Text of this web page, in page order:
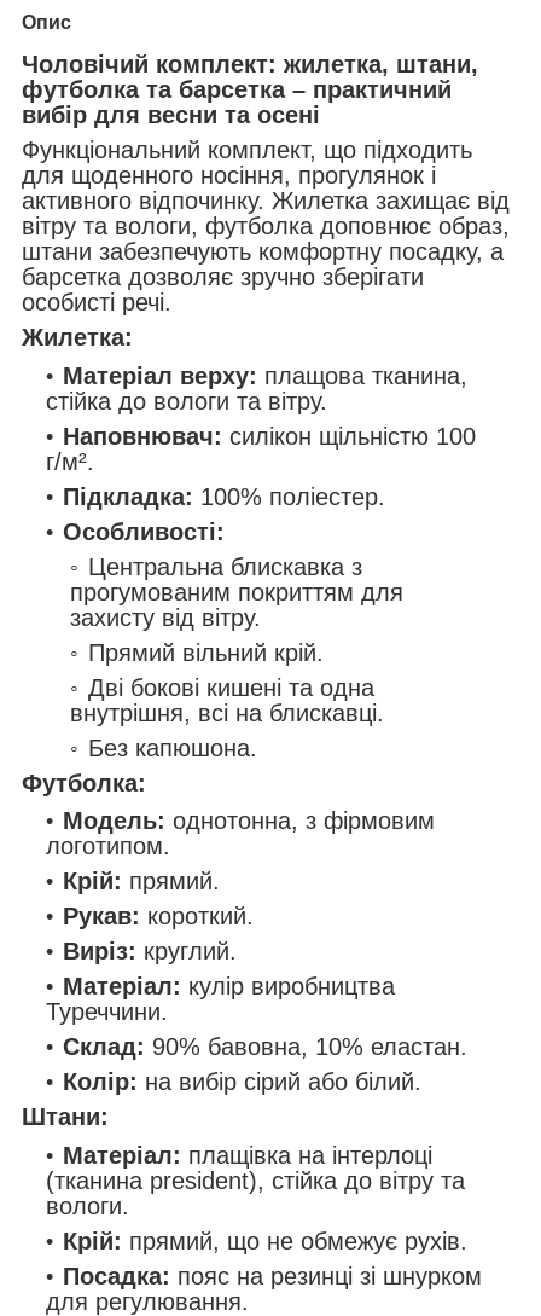
Опис
Чоловічий комплект: жилетка, штани,
футболка та барсетка – практичний
вибір для весни та осені
Функціональний комплект, що підходить
для щоденного носіння, прогулянок і
активного відпочинку. Жилетка захищає від
вітру та вологи, футболка доповнює образ,
штани забезпечують комфортну посадку, а
барсетка дозволяє зручно зберігати
особисті речі.
Жилетка:
Матеріал верху: плащова тканина,
стійка до вологи та вітру.
Наповнювач: силікон щільністю 100
г/м².
Підкладка: 100% поліестер.
Особливості:
Центральна блискавка з
прогумованим покриттям для
захисту від вітру.
Прямий вільний крій.
Дві бокові кишені та одна
внутрішня, всі на блискавці.
Без капюшона.
Футболка:
Модель: однотонна, з фірмовим
логотипом.
Крій: прямий.
Рукав: короткий.
Виріз: круглий.
Матеріал: кулір виробництва
Туреччини.
Склад: 90% бавовна, 10% еластан.
Колір: на вибір сірий або білий.
Штани:
Матеріал: плащівка на інтерлоці
(тканина president), стійка до вітру та
вологи.
Крій: прямий, що не обмежує рухів.
Посадка: пояс на резинці зі шнурком
для регулювання.